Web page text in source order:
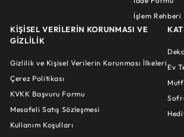
İşlem Rehberi
KİŞİSEL VERİLERİN KORUNMASI VE
GİZLİLİK
Gizlilik ve Kişisel Verilerin Korunması İlkeleri
Çerez Politikası
KVKK Başvuru Formu
Mesafeli Satış Sözleşmesi
Kullanım Koşulları
Ev